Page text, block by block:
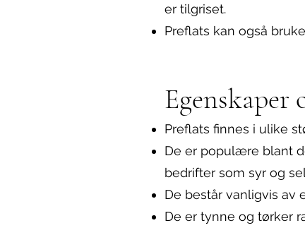
er tilgriset.
Preflats kan også
Egenskaper
Preflats finnes i ulike
De er populære blant
bedrifter som syr og
De består vanligvis av
De er tynne og tørker